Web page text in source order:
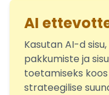
AI
Kasutan AI-d
pakkumiste ja
toetamiseks
strateegilise